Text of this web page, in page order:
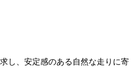
し、安定感のある自然な走りに寄